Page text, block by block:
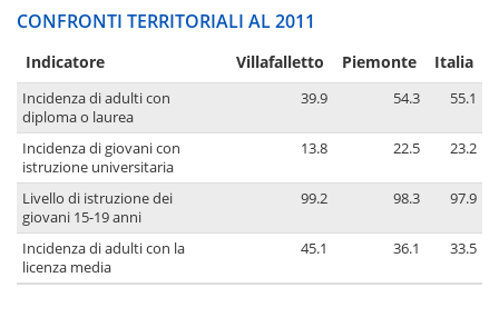
CONFRONTI TERRITORIALI AL 2011
Indicatore Villafalletto Piemonte Italia
Incidenza di adulti con
diploma o laurea
39.9 54.3 55.1
Incidenza di giovani con
istruzione universitaria
13.8 22.5 23.2
Livello di istruzione dei
giovani 15-19 anni
99.2 98.3 97.9
Incidenza di adulti con la
licenza media
45.1 36.1 33.5